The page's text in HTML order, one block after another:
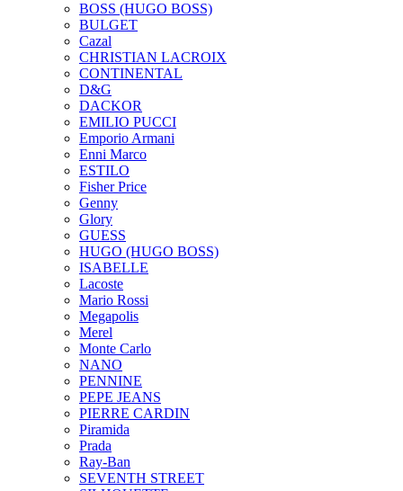
BOSS (HUGO BOSS)
BULGET
Cazal
CHRISTIAN LACROIX
CONTINENTAL
D&G
DACKOR
EMILIO PUCCI
Emporio Armani
Enni Marco
ESTILO
Fisher Price
Genny
Glory
GUESS
HUGO (HUGO BOSS)
ISABELLE
Lacoste
Mario Rossi
Megapolis
Merel
Monte Carlo
NANO
PENNINE
PEPE JEANS
PIERRE CARDIN
Piramida
Prada
Ray-Ban
SEVENTH STREET